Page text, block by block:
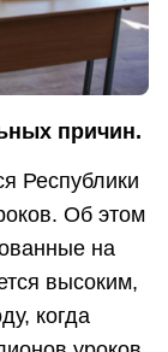
причин.
Республики
Об этом
на
высоким,
когда